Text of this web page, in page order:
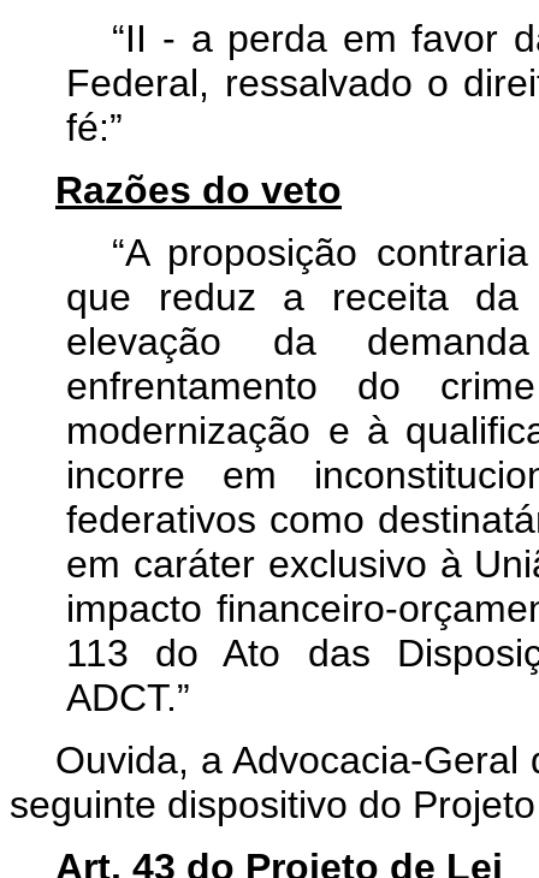
“II - a perda em favor
Federal, ressalvado o
fé:”
Razões do veto
“A proposição
que reduz a receita da
elevação da
enfrentamento do
modernização e à
incorre em
federativos como
em caráter exclusivo à
impacto financeiro-
113 do Ato das
ADCT.”
Ouvida, a Advocacia-
seguinte dispositivo do
Art. 43 do Projeto de Lei